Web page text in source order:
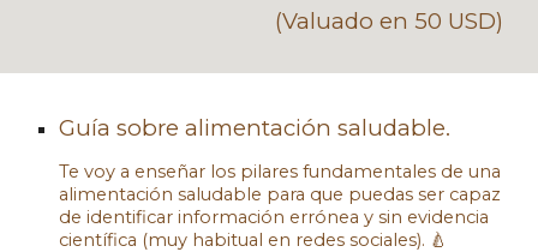
(Valuado en 50 USD)
Guía sobre alimentación saludable.
Te voy a enseñar los pilares fundamentales de una
alimentación saludable para que puedas ser capaz
de identificar información errónea y sin evidencia
científica (muy habitual en redes sociales). 🍐